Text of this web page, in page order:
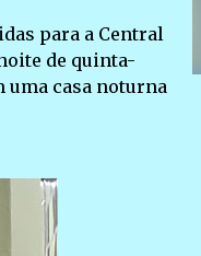
para a Central
de quinta-
uma casa noturna